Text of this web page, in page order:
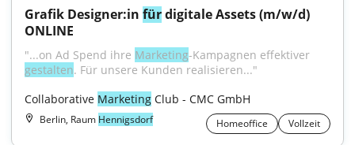
Grafik Designer:in für digitale Assets (m/w/d)
ONLINE
"...on Ad Spend ihre Marketing
gestalten. Für unsere Kunden realisieren..."
Collaborative Marketing Club - CMC GmbH
Berlin, Raum Hennigsdorf Homeoffice Vollzeit